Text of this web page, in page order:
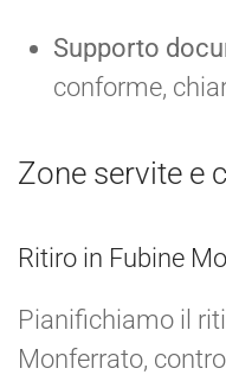
Supporto
conforme,
Zone servite e
Ritiro in Fubine
Pianifichiamo il
Monferrato,